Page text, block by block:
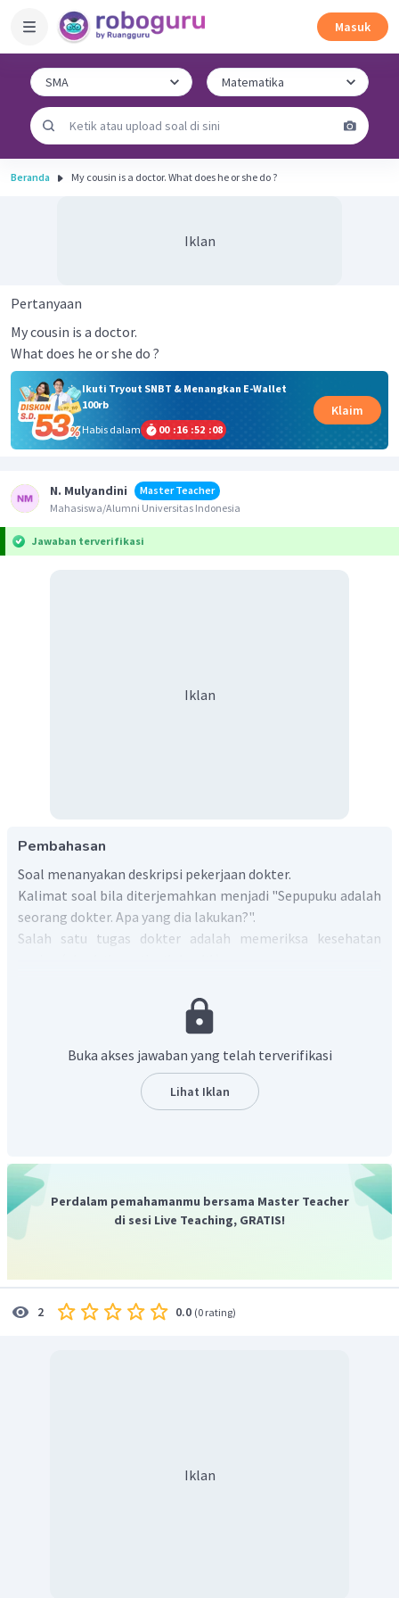
Masuk
Beranda My cousin is a doctor. What does he or she do ?
Iklan
Pertanyaan
My cousin is a doctor.
What does he or she do ?
Ikuti Tryout SNBT & Menangkan E-Wallet
100rb
Habis dalam
00 :16 :52 :08
Klaim
N. Mulyandini
Master Teacher
Mahasiswa/Alumni Universitas Indonesia
Jawaban terverifikasi
Iklan
Pembahasan
Soal menanyakan deskripsi pekerjaan dokter.
Kalimat soal bila diterjemahkan menjadi "Sepupuku adalah
seorang dokter. Apa yang dia lakukan?".
Salah satu tugas dokter adalah memeriksa kesehatan
Buka akses jawaban yang telah terverifikasi
Lihat Iklan
Perdalam pemahamanmu bersama Master Teacher
di sesi Live Teaching, GRATIS!
2 0.0 (0 rating)
Iklan